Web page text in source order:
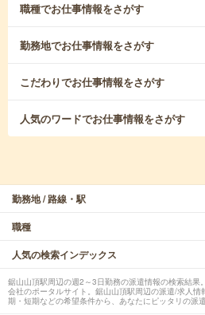
職種でお仕事情報をさがす
勤務地でお仕事情報をさがす
こだわりでお仕事情報をさがす
人気のワードでお仕事情報をさがす
勤務地 / 路線・駅
職種
人気の検索インデックス
鋸山山頂駅周辺の週2～3日勤務の派遣情報の検索結果
会社のポータルサイト。鋸山山頂駅周辺の派遣/求人
期・短期などの希望条件から、あなたにピッタリの派